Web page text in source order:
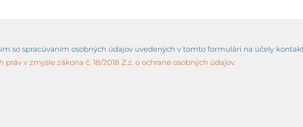
so spracúvaním osobných údajov uvedených v tomto formulári na účely
práv v zmysle zákona č. 18/2018 Z.z. o ochrane osobných údajov.